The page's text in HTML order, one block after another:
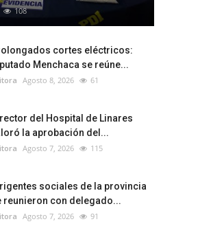
108
cortes eléctricos:
Menchaca se reúne...
Agosto 8, 2026 61
del Hospital de Linares
la aprobación del...
Agosto 7, 2026 115
sociales de la provincia
reunieron con delegado...
Agosto 7, 2026 91